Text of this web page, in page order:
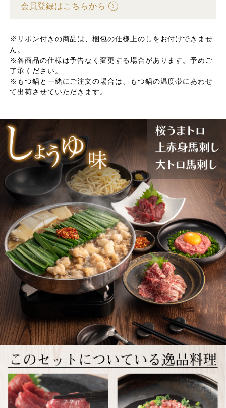
会員登録はこちらから
※リボン付きの商品は、梱包の仕様上のしをお付けできませ
ん。
※各商品の仕様は予告なく変更する場合があります。予めご
了承ください。
※もつ鍋と一緒にご注文の場合は、もつ鍋の温度帯にあわせ
て出荷させていただきます。